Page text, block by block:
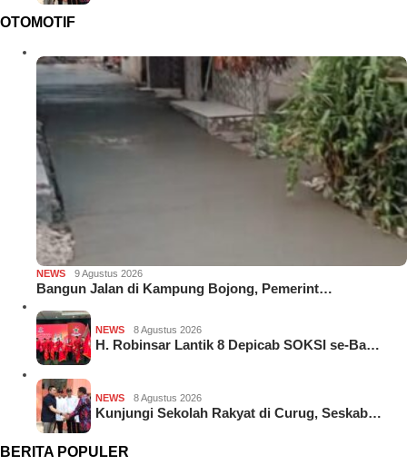
OTOMOTIF
NEWS 9 Agustus 2026
Bangun Jalan di Kampung Bojong, Pemerint…
NEWS 8 Agustus 2026
H. Robinsar Lantik 8 Depicab SOKSI se-Ba…
NEWS 8 Agustus 2026
Kunjungi Sekolah Rakyat di Curug, Seskab…
BERITA POPULER